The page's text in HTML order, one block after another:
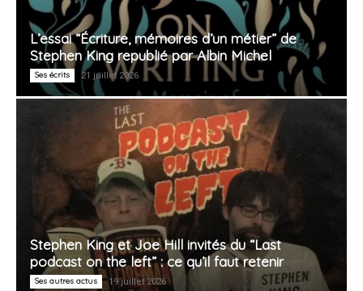
L’essai “Écriture, mémoires d’un métier” de
Stephen King republié par Albin Michel
Ses écrits 21 juillet 2026
Stephen King et Joe Hill invités du “Last
podcast on the left” : ce qu’il faut retenir
Ses autres actus 19 juillet 2026